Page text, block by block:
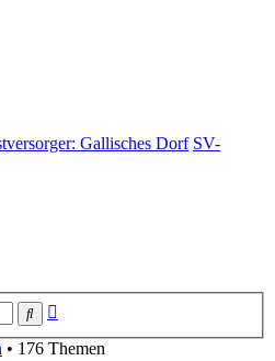
Gallisches Dorf SV-
Suche
• 176 Themen